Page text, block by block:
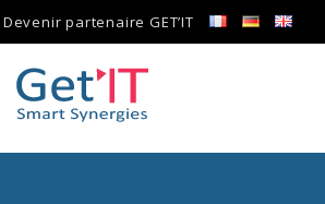
Devenir partenaire GET’IT